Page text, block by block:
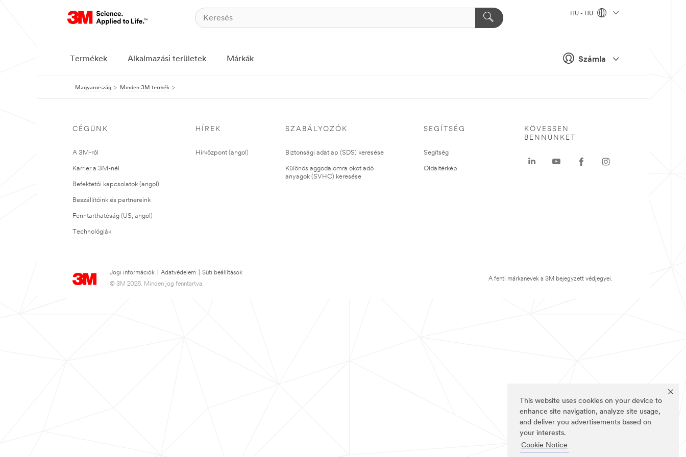
This website uses cookies on your device to
enhance site navigation, analyze site usage,
and deliver you advertisements based on
your interests.
Cookie Notice
Számla
HU - HU
Termékek Alkalmazási területek Márkák
Magyarország Minden 3M termék
CÉGÜNK
A 3M-ről
Karrier a 3M-nél
Befektetői kapcsolatok (angol)
Beszállítóink és partnereink
Fenntarthatóság (US, angol)
Technológiák
HÍREK
Hírközpont (angol)
SZABÁLYOZÓK
Biztonsági adatlap (SDS) keresése
Különös aggodalomra okot adó
anyagok (SVHC) keresése
SEGÍTSÉG
Segítség
Oldaltérkép
Jogi információk Adatvédelem
Süti beállítások
© 3M 2026. Minden jog fenntartva.
KÖVESSEN
BENNÜNKET
A fenti márkanevek a 3M bejegyzett védjegyei.